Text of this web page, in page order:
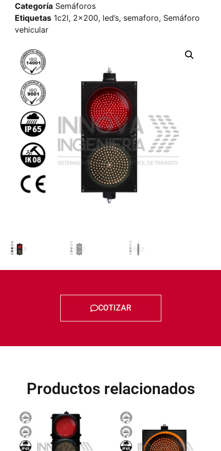
Categoría Semáforos
Etiquetas 1c2l, 2x200, led’s, semaforo, Semáforo
vehicular
COTIZAR
Productos relacionados